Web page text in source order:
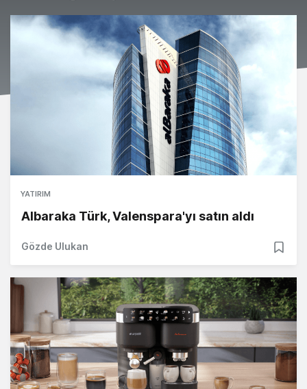
YATIRIM
Albaraka Türk, Valenspara'yı satın aldı
Gözde Ulukan